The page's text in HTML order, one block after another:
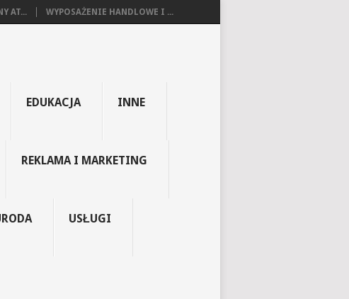
AT... WYPOSAŻENIE HANDLOWE I ...
EDUKACJA INNE
REKLAMA I MARKETING
USŁUGI